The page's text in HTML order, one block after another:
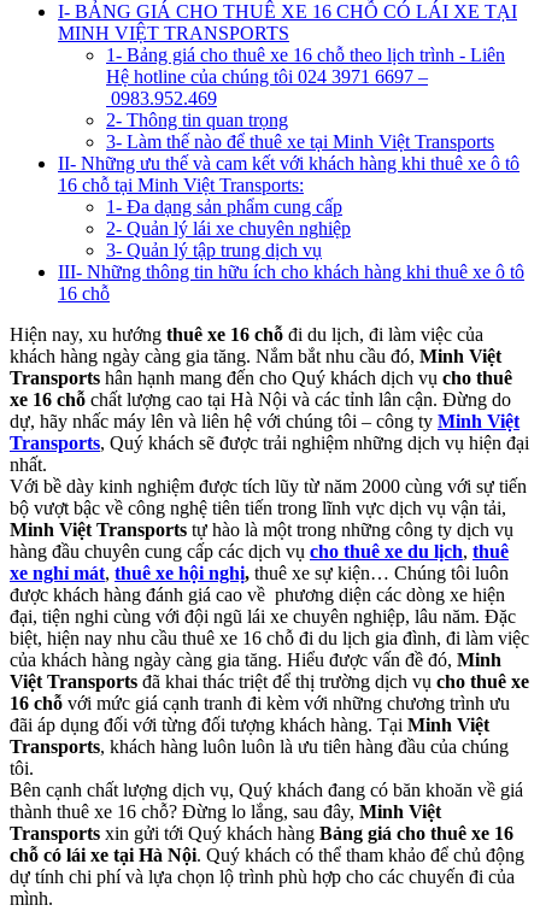
I- BẢNG GIÁ CHO THUÊ XE 16 CHỖ CÓ LÁI XE TẠI
MINH VIỆT TRANSPORTS
1- Bảng giá cho thuê xe 16 chỗ theo lịch trình - Liên
Hệ hotline của chúng tôi 024 3971 6697 –
0983.952.469
2- Thông tin quan trọng
3- Làm thế nào để thuê xe tại Minh Việt Transports
II- Những ưu thế và cam kết với khách hàng khi thuê xe ô tô
16 chỗ tại Minh Việt Transports:
1- Đa dạng sản phẩm cung cấp
2- Quản lý lái xe chuyên nghiệp
3- Quản lý tập trung dịch vụ
III- Những thông tin hữu ích cho khách hàng khi thuê xe ô tô
16 chỗ
Hiện nay, xu hướng thuê xe 16 chỗ đi du lịch, đi làm việc của
khách hàng ngày càng gia tăng. Nắm bắt nhu cầu đó, Minh Việt
Transports hân hạnh mang đến cho Quý khách dịch vụ cho thuê
xe 16 chỗ chất lượng cao tại Hà Nội và các tỉnh lân cận. Đừng do
dự, hãy nhấc máy lên và liên hệ với chúng tôi – công ty Minh Việt
Transports, Quý khách sẽ được trải nghiệm những dịch vụ hiện đại
nhất.
Với bề dày kinh nghiệm được tích lũy từ năm 2000 cùng với sự tiến
bộ vượt bậc về công nghệ tiên tiến trong lĩnh vực dịch vụ vận tải,
Minh Việt Transports tự hào là một trong những công ty dịch vụ
hàng đầu chuyên cung cấp các dịch vụ cho thuê xe du lịch, thuê
xe nghỉ mát, thuê xe hội nghị, thuê xe sự kiện… Chúng tôi luôn
được khách hàng đánh giá cao về phương diện các dòng xe hiện
đại, tiện nghi cùng với đội ngũ lái xe chuyên nghiệp, lâu năm. Đặc
biệt, hiện nay nhu cầu thuê xe 16 chỗ đi du lịch gia đình, đi làm việc
của khách hàng ngày càng gia tăng. Hiểu được vấn đề đó, Minh
Việt Transports đã khai thác triệt để thị trường dịch vụ cho thuê xe
16 chỗ với mức giá cạnh tranh đi kèm với những chương trình ưu
đãi áp dụng đối với từng đối tượng khách hàng. Tại Minh Việt
Transports, khách hàng luôn luôn là ưu tiên hàng đầu của chúng
tôi.
Bên cạnh chất lượng dịch vụ, Quý khách đang có băn khoăn về giá
thành thuê xe 16 chỗ? Đừng lo lắng, sau đây, Minh Việt
Transports xin gửi tới Quý khách hàng Bảng giá cho thuê xe 16
chỗ có lái xe tại Hà Nội. Quý khách có thể tham khảo để chủ động
dự tính chi phí và lựa chọn lộ trình phù hợp cho các chuyến đi của
mình.